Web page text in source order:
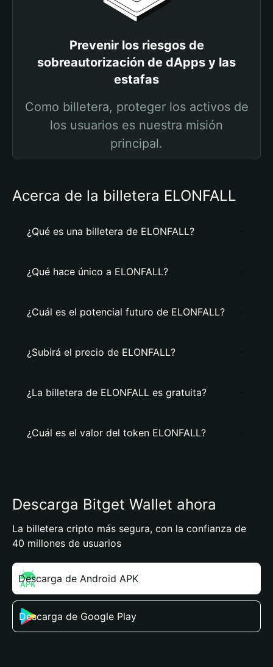
Prevenir los riesgos de
sobreautorización de dApps y las
estafas
Como billetera, proteger los activos de
los usuarios es nuestra misión
principal.
Acerca de la billetera ELONFALL
¿Qué es una billetera de ELONFALL?
¿Qué hace único a ELONFALL?
¿Cuál es el potencial futuro de ELONFALL?
¿Subirá el precio de ELONFALL?
¿La billetera de ELONFALL es gratuita?
¿Cuál es el valor del token ELONFALL?
Descarga Bitget Wallet ahora
La billetera cripto más segura, con la confianza de
40 millones de usuarios
Descarga de Android APK
Descarga de Google Play